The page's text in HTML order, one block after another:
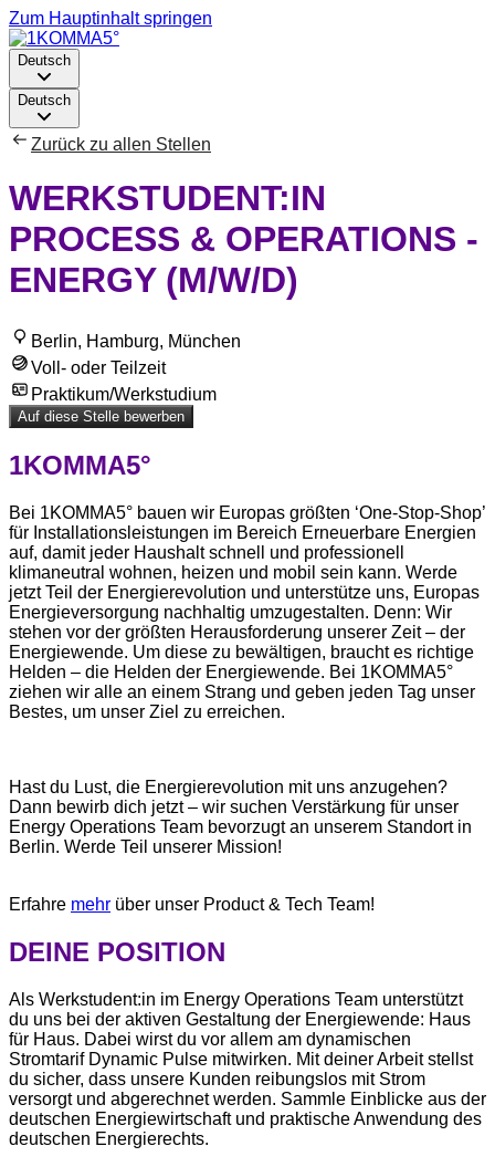
Zum Hauptinhalt springen
Deutsch
Deutsch
Zurück zu allen Stellen
WERKSTUDENT:IN
PROCESS & OPERATIONS -
ENERGY (M/W/D)
Berlin, Hamburg, München
Voll- oder Teilzeit
Praktikum/Werkstudium
Auf diese Stelle bewerben
1KOMMA5°
Bei 1KOMMA5° bauen wir Europas größten ‘One-Stop-Shop’
für Installationsleistungen im Bereich Erneuerbare Energien
auf, damit jeder Haushalt schnell und professionell
klimaneutral wohnen, heizen und mobil sein kann. Werde
jetzt Teil der Energierevolution und unterstütze uns, Europas
Energieversorgung nachhaltig umzugestalten. Denn: Wir
stehen vor der größten Herausforderung unserer Zeit – der
Energiewende. Um diese zu bewältigen, braucht es richtige
Helden – die Helden der Energiewende. Bei 1KOMMA5°
ziehen wir alle an einem Strang und geben jeden Tag unser
Bestes, um unser Ziel zu erreichen.
Hast du Lust, die Energierevolution mit uns anzugehen?
Dann bewirb dich jetzt – wir suchen Verstärkung für unser
Energy Operations Team bevorzugt an unserem Standort in
Berlin. Werde Teil unserer Mission!
Erfahre mehr über unser Product & Tech Team!
DEINE POSITION
Als Werkstudent:in im Energy Operations Team unterstützt
du uns bei der aktiven Gestaltung der Energiewende: Haus
für Haus. Dabei wirst du vor allem am dynamischen
Stromtarif Dynamic Pulse mitwirken. Mit deiner Arbeit stellst
du sicher, dass unsere Kunden reibungslos mit Strom
versorgt und abgerechnet werden. Sammle Einblicke aus der
deutschen Energiewirtschaft und praktische Anwendung des
deutschen Energierechts.